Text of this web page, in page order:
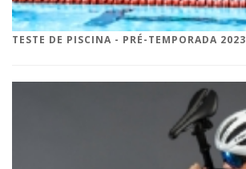
TESTE DE PISCINA - PRÉ-TEMPORADA 2023